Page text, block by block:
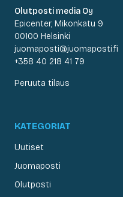
Olutposti media Oy
Epicenter, Mikonkatu 9
00100 Helsinki
juomaposti@juomaposti.fi
+358 40 218 41 79
Peruuta tilaus
KATEGORIAT
Uutiset
Juomaposti
Olutposti